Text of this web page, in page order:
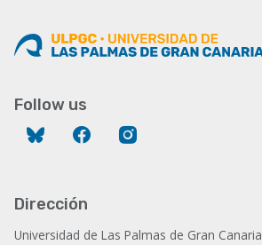
Follow us
Bluesky Facebook
Dirección
Universidad de Las Palmas de Gran Canaria